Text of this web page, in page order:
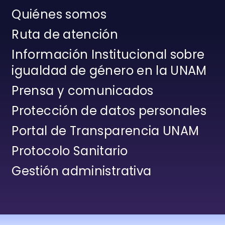
Quiénes somos
Ruta de atención
Información Institucional sobre
igualdad de género en la UNAM
Prensa y comunicados
Protección de datos personales
Portal de Transparencia UNAM
Protocolo Sanitario
Gestión administrativa